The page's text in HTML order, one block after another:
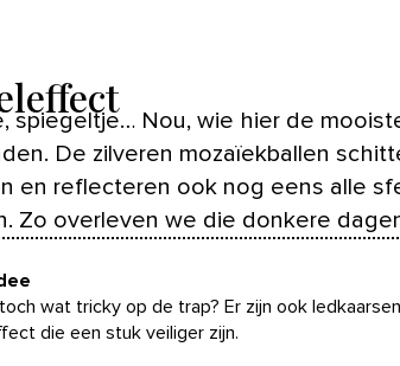
spiegeltje… Nou, wie hier de
De zilveren mozaïekballen
en reflecteren ook nog eens alle
Zo overleven we die donkere
toch wat tricky op de trap? Er zijn ook
die een stuk veiliger zijn.